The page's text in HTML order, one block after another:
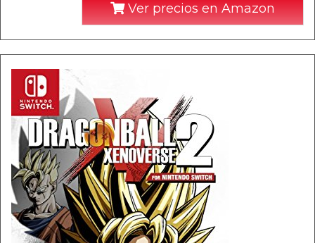
Ver precios en Amazon